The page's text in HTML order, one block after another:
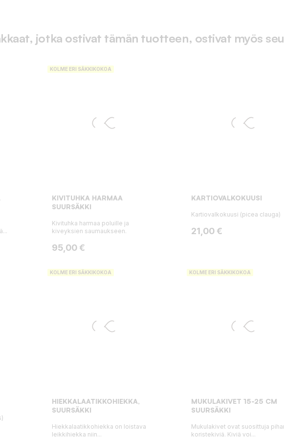
jotka ostivat tämän tuotteen, ostivat myös
KOLME ERI SÄKKIKOKOA
KIVITUHKA HARMAA
SUURSÄKKI
Kivituhka harmaa poluille ja
kiveyksien saumaukseen.
Hinta
95,00 €
KARTIOVALKOKUUSI
Kartiovalkokuusi (picea clauga)
Hinta
21,00 €
KOLME ERI SÄKKIKOKOA
HIEKKALAATIKKOHIEKKA,
SUURSÄKKI
Hiekkalaatikkohiekka on loistava
leikkihiekka niin...
KOLME ERI SÄKKIKOKOA
MUKULAKIVET 15-25 CM
SUURSÄKKI
Mukulakivet ovat suosittuja
koristekiviä. Kiviä voi...